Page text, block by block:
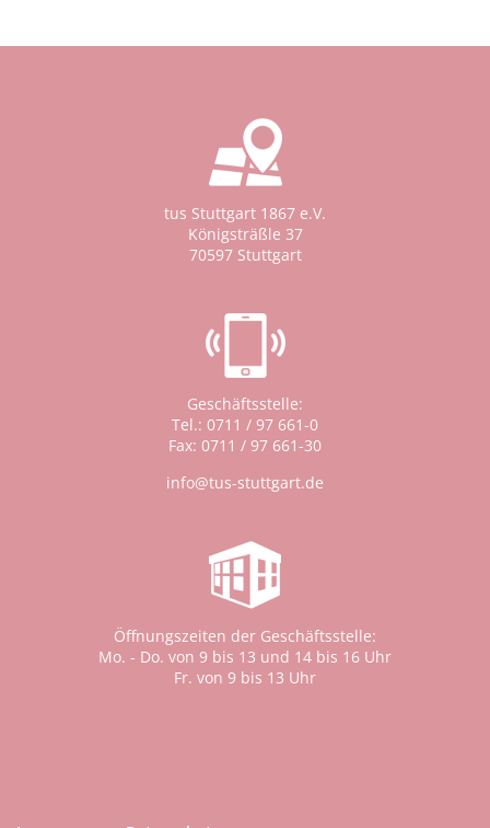
tus Stuttgart 1867 e.V.
Königsträßle 37
70597 Stuttgart
Geschäftsstelle:
Tel.: 0711 / 97 661-0
Fax: 0711 / 97 661-30
info@tus-stuttgart.de
Öffnungszeiten der Geschäftsstelle:
Mo. - Do. von 9 bis 13 und 14 bis 16 Uhr
Fr. von 9 bis 13 Uhr